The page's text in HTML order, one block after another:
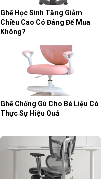
Ghế Học Sinh Tăng Giảm
Chiều Cao Có Đáng Để Mua
Không?
Ghế Chống Gù Cho Bé Liệu Có
Thực Sự Hiệu Quả